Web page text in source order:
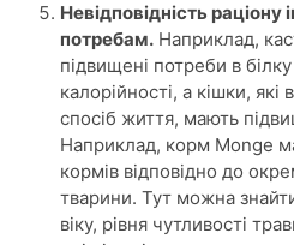
Невідповідність раціону
потребам. Наприклад,
підвищені потреби в
калорійності, а кішки,
спосіб життя, мають
Наприклад, корм Monge
кормів відповідно до
тварини. Тут можна
віку, рівня чутливості